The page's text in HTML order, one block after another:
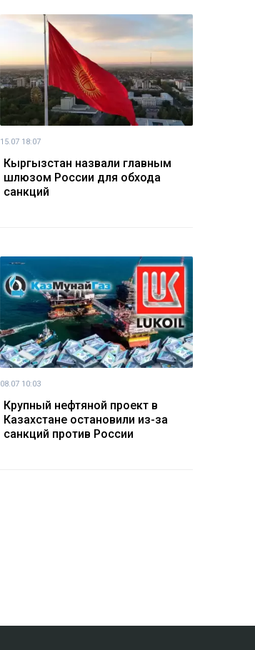
15.07 18:07
Кыргызстан назвали главным
шлюзом России для обхода
санкций
08.07 10:03
Крупный нефтяной проект в
Казахстане остановили из-за
санкций против России